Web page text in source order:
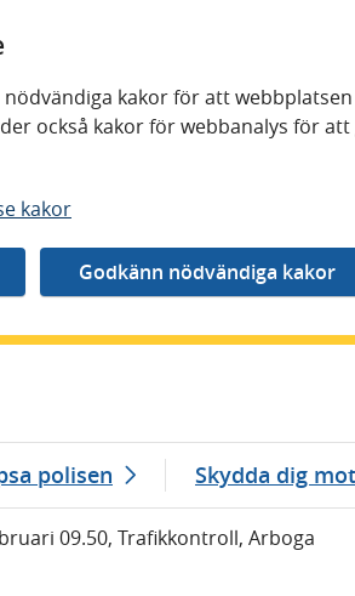
kakor för att
också kakor för webbanalys för
kakor
polisen Skydda dig
09.50, Trafikkontroll, Arboga